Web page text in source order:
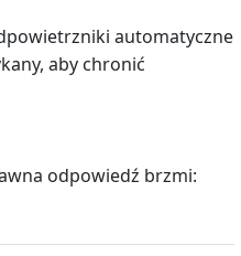
automatyczne
aby chronić
odpowiedź brzmi: